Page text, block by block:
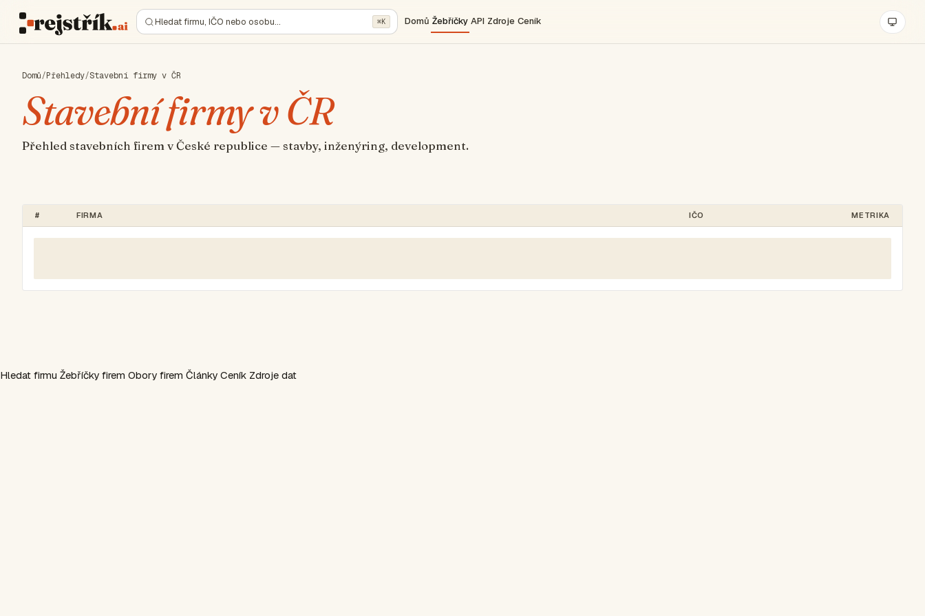
Hledat firmu, IČO nebo osobu… ⌘K Domů Žebříčky API Zdroje Ceník
Domů/Přehledy/Stavební firmy v ČR
Stavební firmy v ČR
Přehled stavebních firem v České republice — stavby, inženýring, development.
# FIRMA IČO METRIKA
Hledat firmu Žebříčky firem Obory firem Články Ceník Zdroje dat